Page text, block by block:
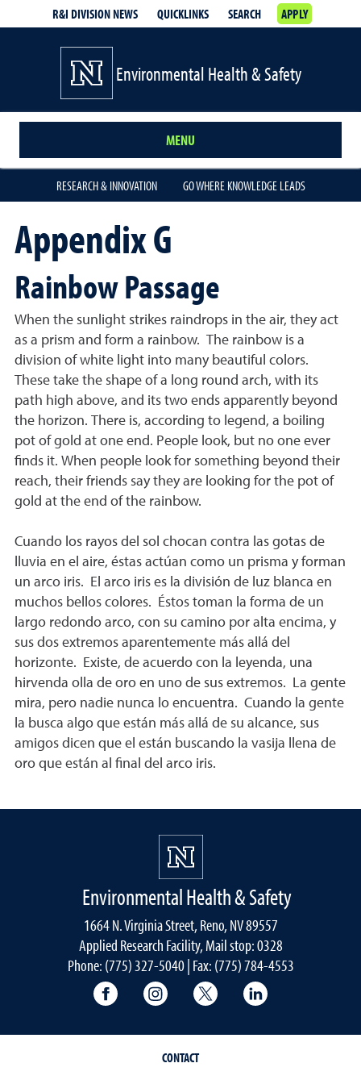
R&I DIVISION NEWS QUICKLINKS SEARCH APPLY
Environmental Health & Safety
MENU
RESEARCH & INNOVATION GO WHERE KNOWLEDGE LEADS
Appendix G
Rainbow Passage
When the sunlight strikes raindrops in the air, they act
as a prism and form a rainbow. The rainbow is a
division of white light into many beautiful colors.
These take the shape of a long round arch, with its
path high above, and its two ends apparently beyond
the horizon. There is, according to legend, a boiling
pot of gold at one end. People look, but no one ever
finds it. When people look for something beyond their
reach, their friends say they are looking for the pot of
gold at the end of the rainbow.
Cuando los rayos del sol chocan contra las gotas de
lluvia en el aire, éstas actúan como un prisma y forman
un arco iris. El arco iris es la división de luz blanca en
muchos bellos colores. Éstos toman la forma de un
largo redondo arco, con su camino por alta encima, y
sus dos extremos aparentemente más allá del
horizonte. Existe, de acuerdo con la leyenda, una
hirvenda olla de oro en uno de sus extremos. La gente
mira, pero nadie nunca lo encuentra. Cuando la gente
la busca algo que están más allá de su alcance, sus
amigos dicen que el están buscando la vasija llena de
oro que están al final del arco iris.
Environmental Health & Safety
1664 N. Virginia Street, Reno, NV 89557
Applied Research Facility, Mail stop: 0328
Phone: (775) 327-5040 | Fax: (775) 784-4553
University of Nevada, Reno Research
University of Nevada, Reno
University of Nevada,
CONTACT